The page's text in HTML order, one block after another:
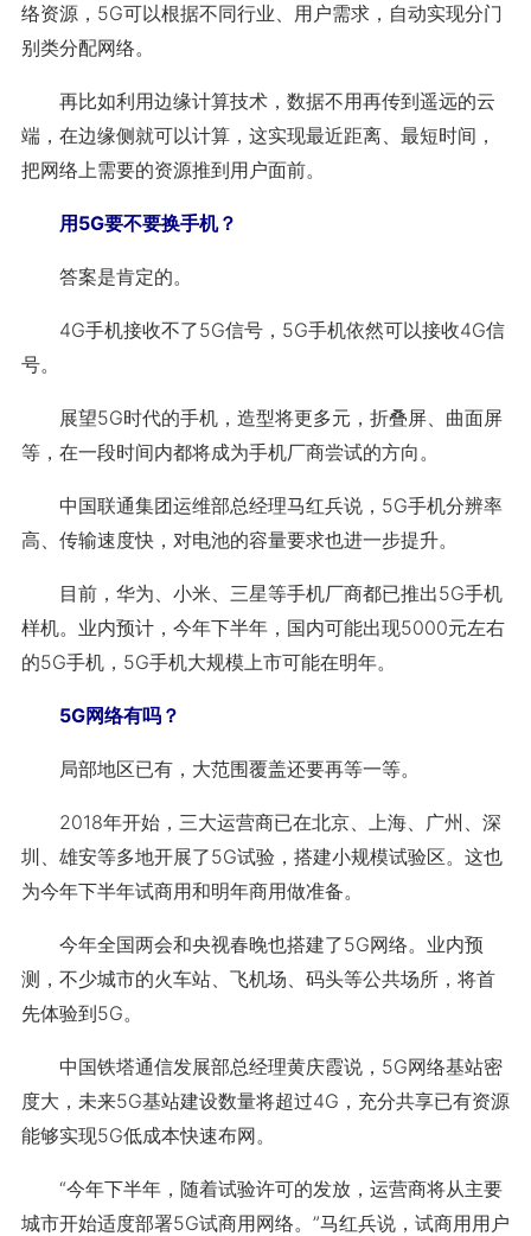
络资源，5G可以根据不同行业、用户需求，自动实现分门
别类分配网络。
再比如利用边缘计算技术，数据不用再传到遥远的云
端，在边缘侧就可以计算，这实现最近距离、最短时间，
把网络上需要的资源推到用户面前。
用5G要不要换手机？
答案是肯定的。
4G手机接收不了5G信号，5G手机依然可以接收4G信
号。
展望5G时代的手机，造型将更多元，折叠屏、曲面屏
等，在一段时间内都将成为手机厂商尝试的方向。
中国联通集团运维部总经理马红兵说，5G手机分辨率
高、传输速度快，对电池的容量要求也进一步提升。
目前，华为、小米、三星等手机厂商都已推出5G手机
样机。业内预计，今年下半年，国内可能出现5000元左右
的5G手机，5G手机大规模上市可能在明年。
5G网络有吗？
局部地区已有，大范围覆盖还要再等一等。
2018年开始，三大运营商已在北京、上海、广州、深
圳、雄安等多地开展了5G试验，搭建小规模试验区。这也
为今年下半年试商用和明年商用做准备。
今年全国两会和央视春晚也搭建了5G网络。业内预
测，不少城市的火车站、飞机场、码头等公共场所，将首
先体验到5G。
中国铁塔通信发展部总经理黄庆霞说，5G网络基站密
度大，未来5G基站建设数量将超过4G，充分共享已有资源
能够实现5G低成本快速布网。
“今年下半年，随着试验许可的发放，运营商将从主要
城市开始适度部署5G试商用网络。”马红兵说，试商用用户